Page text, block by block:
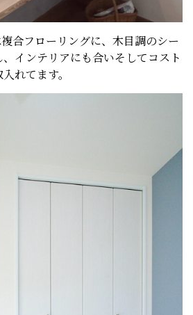
合フローリングに、木目調のシー
インテリアにも合いそしてコスト
れてます。